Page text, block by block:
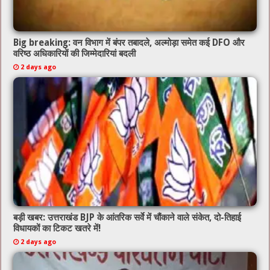
Big breaking: वन विभाग में बंपर तबादले, अल्मोड़ा समेत कई DFO और
वरिष्ठ अधिकारियों की जिम्मेदारियां बदली
2 days ago
बड़ी खबर: उत्तराखंड BJP के आंतरिक सर्वे में चौंकाने वाले संकेत, दो-तिहाई
विधायकों का टिकट खतरे में!
2 days ago